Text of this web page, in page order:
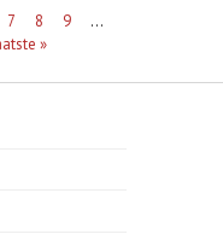
7 8 9
…
»